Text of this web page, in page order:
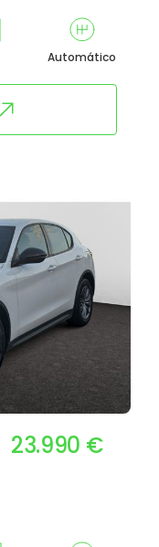
Automático
23.990 €